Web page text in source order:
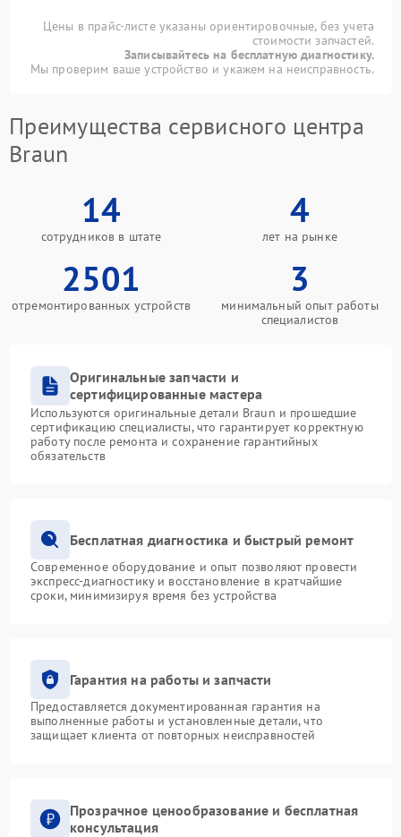
Цены в прайс-листе указаны ориентировочные, без учета
стоимости запчастей.
Записывайтесь на бесплатную диагностику.
Мы проверим ваше устройство и укажем на неисправность.
Преимущества сервисного центра
Braun
14
сотрудников в штате
4
лет на рынке
2501
отремонтированных устройств
3
минимальный опыт работы
специалистов
Оригинальные запчасти и
сертифицированные мастера
Используются оригинальные детали Braun и прошедшие
сертификацию специалисты, что гарантирует корректную
работу после ремонта и сохранение гарантийных
обязательств
Бесплатная диагностика и быстрый ремонт
Современное оборудование и опыт позволяют провести
экспресс-диагностику и восстановление в кратчайшие
сроки, минимизируя время без устройства
Гарантия на работы и запчасти
Предоставляется документированная гарантия на
выполненные работы и установленные детали, что
защищает клиента от повторных неисправностей
Прозрачное ценообразование и бесплатная
консультация